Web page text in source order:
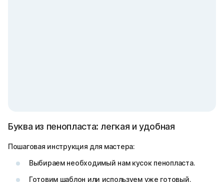
Буква из пенопласта: легкая и удобная
Пошаговая инструкция для мастера:
Выбираем необходимый нам кусок пенопласта.
Готовим шаблон или используем уже готовый.